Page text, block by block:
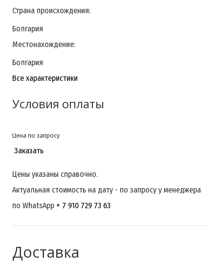
Страна происхождения:
Болгария
Местонахождение:
Болгария
Все характеристики
Условия оплаты
Цена по запросу
Заказать
Цены указаны справочно.
Актуальная стоимость на дату - по запросу у менеджера
по WhatsApp + 7 910 729 73 63
Доставка